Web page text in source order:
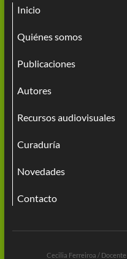
Inicio
Quiénes somos
Publicaciones
Autores
Recursos audiovisuales
Curaduría
Novedades
Contacto
Cecilia Ferreiroa / Docente